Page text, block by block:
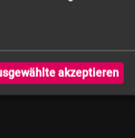
akzeptieren